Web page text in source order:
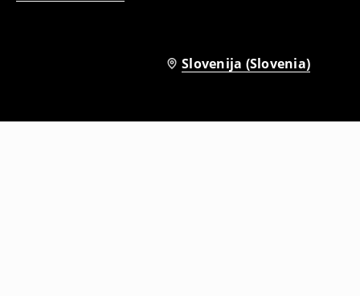
Slovenija (Slovenia)